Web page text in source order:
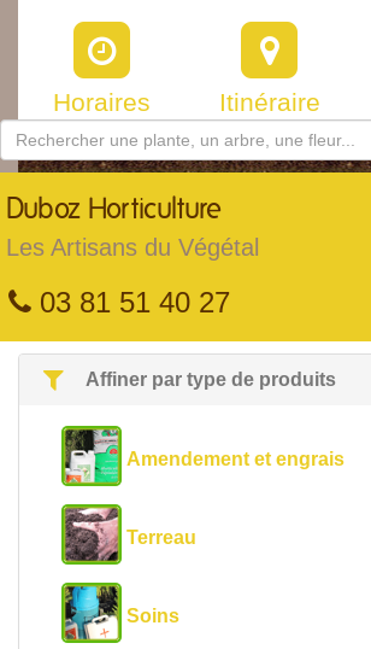
Horaires Itinéraire
Duboz Horticulture
Les Artisans du Végétal
03 81 51 40 27
Affiner par type de produits
Amendement et engrais
Terreau
Soins